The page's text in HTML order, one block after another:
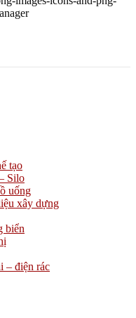
tạo
Silo
uống
xây dựng
biển
– điện rác